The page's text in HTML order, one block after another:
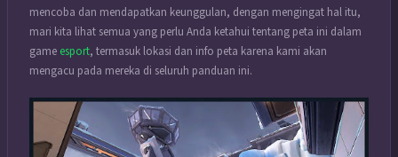
mencoba dan mendapatkan keunggulan, dengan mengingat hal itu,
mari kita lihat semua yang perlu Anda ketahui tentang peta ini dalam
game esport, termasuk lokasi dan info peta karena kami akan
mengacu pada mereka di seluruh panduan ini.